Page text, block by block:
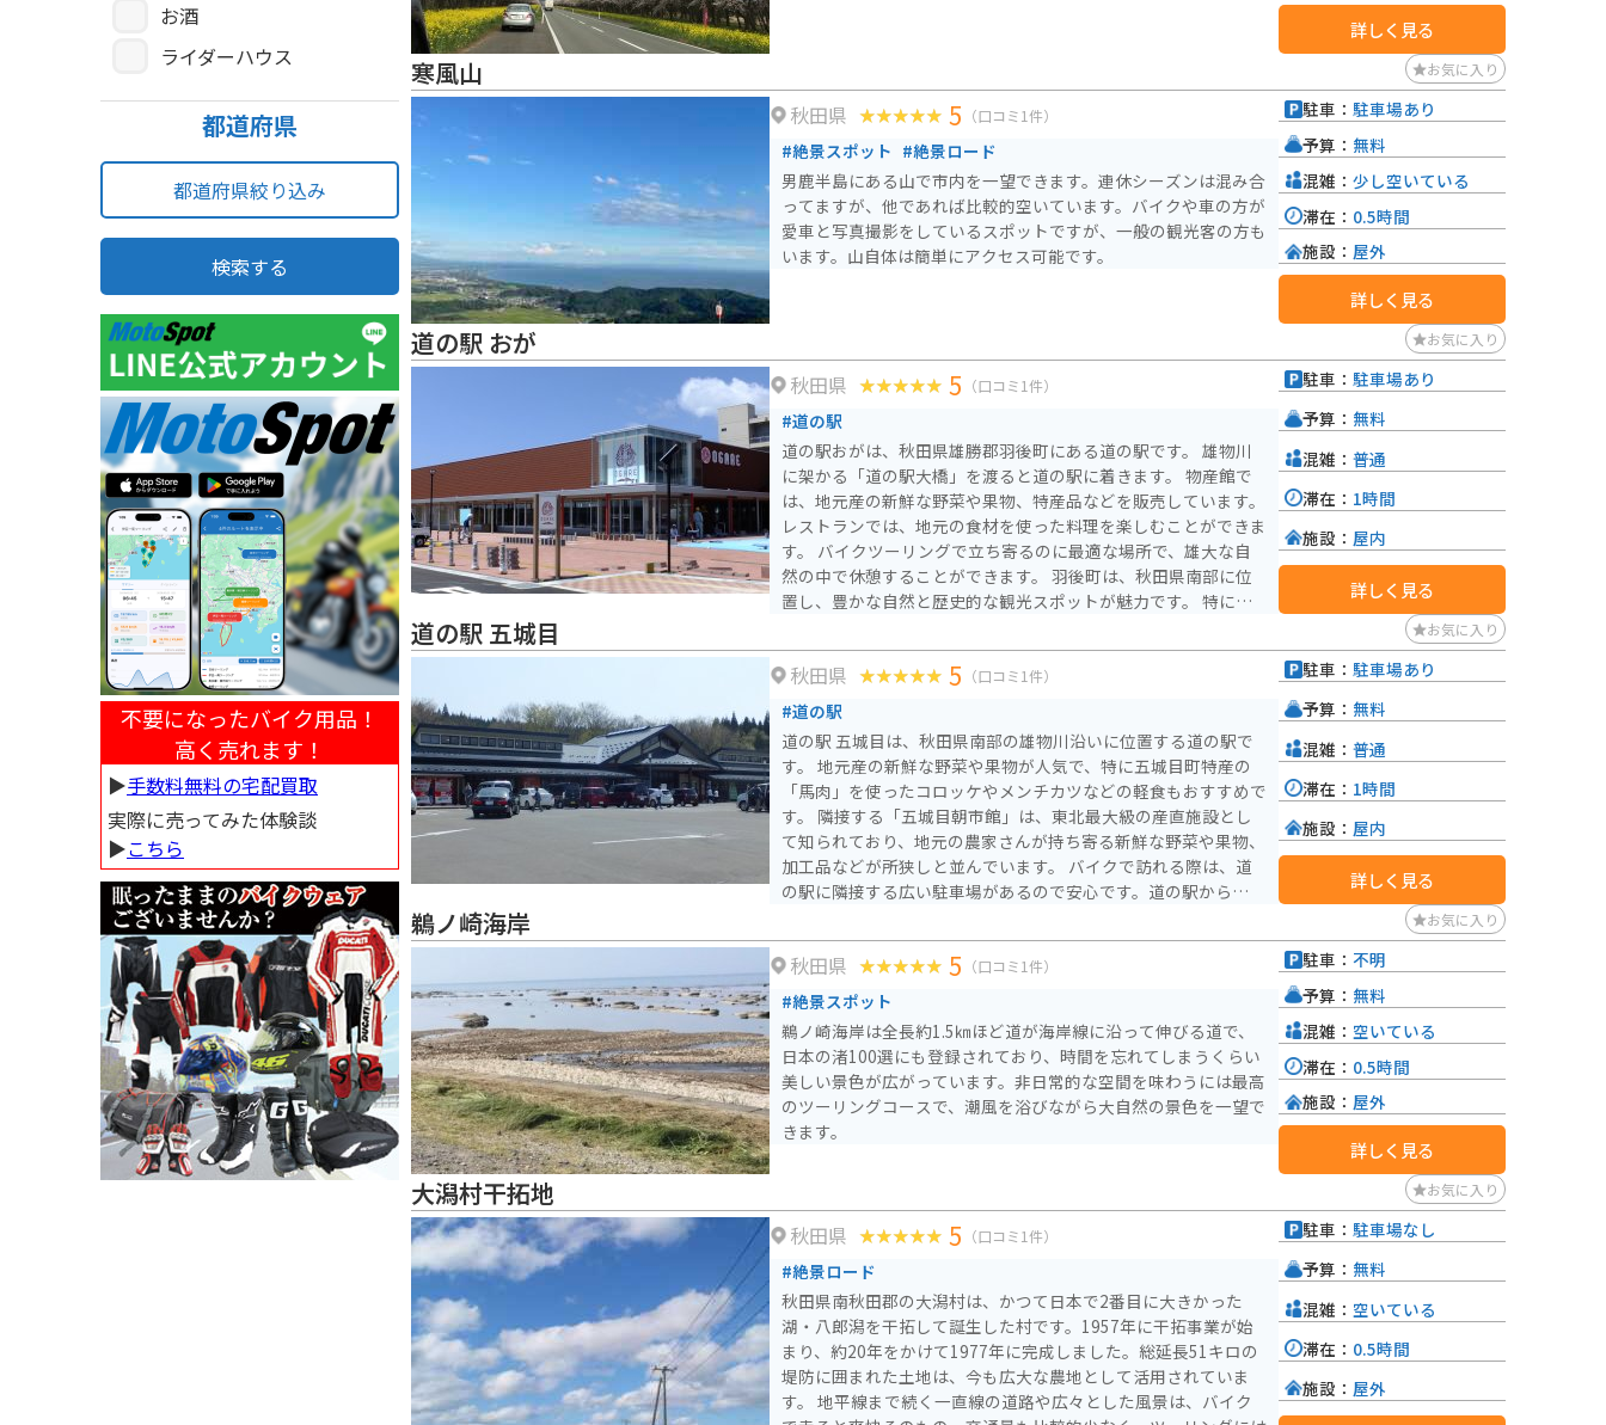
お酒
ライダーハウス
都道府県
都道府県絞り込み
検索する
不要になったバイク用品！
高く売れます！
▶︎手数料無料の宅配買取
実際に売ってみた体験談
▶︎こちら
詳しく見る
寒風山 お気に入り
秋田県 5 （口コミ1件）
#絶景スポット #絶景ロード
男鹿半島にある山で市内を一望できます。連休シーズンは混み合
ってますが、他であれば比較的空いています。バイクや車の方が
愛車と写真撮影をしているスポットですが、一般の観光客の方も
います。山自体は簡単にアクセス可能です。
駐車： 駐車場あり
予算： 無料
混雑： 少し空いている
滞在： 0.5時間
施設： 屋外
詳しく見る
道の駅 おが お気に入り
秋田県 5 （口コミ1件）
#道の駅
道の駅おがは、秋田県雄勝郡羽後町にある道の駅です。 雄物川
に架かる「道の駅大橋」を渡ると道の駅に着きます。 物産館で
は、地元産の新鮮な野菜や果物、特産品などを販売しています。
レストランでは、地元の食材を使った料理を楽しむことができま
す。 バイクツーリングで立ち寄るのに最適な場所で、雄大な自
然の中で休憩することができます。 羽後町は、秋田県南部に位
置し、豊かな自然と歴史的な観光スポットが魅力です。 特に、
一見の価値があります。 道の駅おがに立ち寄った際は、周辺の
観光スポットにも足を運んでみてはいかがでしょうか。
駐車： 駐車場あり
予算： 無料
混雑： 普通
滞在： 1時間
施設： 屋内
詳しく見る
道の駅 五城目 お気に入り
秋田県 5 （口コミ1件）
#道の駅
道の駅 五城目は、秋田県南部の雄物川沿いに位置する道の駅で
す。 地元産の新鮮な野菜や果物が人気で、特に五城目町特産の
「馬肉」を使ったコロッケやメンチカツなどの軽食もおすすめで
す。 隣接する「五城目朝市館」は、東北最大級の産直施設とし
て知られており、地元の農家さんが持ち寄る新鮮な野菜や果物、
加工品などが所狭しと並んでいます。 バイクで訪れる際は、道
の駅に隣接する広い駐車場があるので安心です。道の駅から雄物
五城目町は、江戸時代には城下町として栄えた歴史ある町並みが
残っており、道の駅から少し足を延ばして散策してみるのもおす
すめです。
駐車： 駐車場あり
予算： 無料
混雑： 普通
滞在： 1時間
施設： 屋内
詳しく見る
鵜ノ崎海岸 お気に入り
秋田県 5 （口コミ1件）
#絶景スポット
鵜ノ崎海岸は全長約1.5㎞ほど道が海岸線に沿って伸びる道で、
日本の渚100選にも登録されており、時間を忘れてしまうくらい
美しい景色が広がっています。非日常的な空間を味わうには最高
のツーリングコースで、潮風を浴びながら大自然の景色を一望で
きます。
駐車： 不明
予算： 無料
混雑： 空いている
滞在： 0.5時間
施設： 屋外
詳しく見る
大潟村干拓地 お気に入り
秋田県 5 （口コミ1件）
#絶景ロード
秋田県南秋田郡の大潟村は、かつて日本で2番目に大きかった
湖・八郎潟を干拓して誕生した村です。1957年に干拓事業が始
まり、約20年をかけて1977年に完成しました。総延長51キロの
堤防に囲まれた土地は、今も広大な農地として活用されていま
す。 地平線まで続く一直線の道路や広々とした風景は、バイク
駐車： 駐車場なし
予算： 無料
混雑： 空いている
滞在： 0.5時間
施設： 屋外